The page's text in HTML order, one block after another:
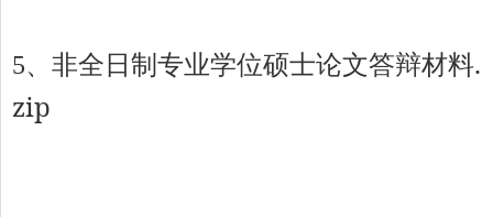
5、 非全日制专业学位硕士论文答辩材料.
zip